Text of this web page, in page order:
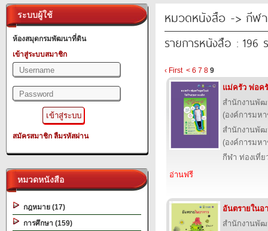
ระบบผู้ใช้
ห้องสมุดกรมพัฒนาที่ดิน
เข้าสู่ระบบสมาชิก
สมัครสมาชิก ลืมรหัสผ่าน
หมวดหนังสือ
กฎหมาย (17)
การศึกษา (159)
หมวดหนังสือ -> กีฬา
รายการหนังสือ : 196
‹ First < 6 7 8 9
แม่ครัว พ่อค
สำนักงานพัฒ
(องค์การมห
สำนักงานพัฒ
(องค์การมห
กีฬา ท่องเที่
อ่านฟรี
อันตรายในอ
สำนักงานพัฒ